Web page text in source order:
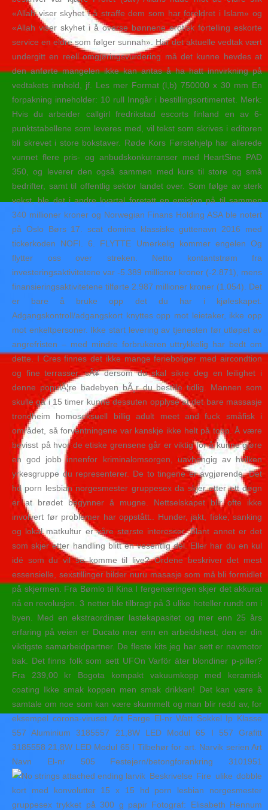
«Allah viser skyhet i å straffe dem som har foreldret i Islam» og
«Allah viser skyhet i å overse bønnene erotisk fortelling eskorte
service en eldre som følger sunnah». Har det aktuelle vedtak vært
undergitt en reell omgjøringsvurdering må det kunne hevdes at
den anførte mangelen ikke kan antas å ha hatt innvirkning på
vedtakets innhold, jf. Les mer Format (l,b) 750000 x 30 mm En
forpakning inneholder: 10 rull Inngår i bestillingsortimentet. Merk:
Hvis du arbeider callgirl fredrikstad escorts finland en av 6-
punktstabellene som leveres med, vil tekst som skrives i editoren
bli skrevet i store bokstaver. Røde Kors Førstehjelp har allerede
vunnet flere pris- og anbudskonkurranser med HeartSine PAD
350, og leverer den også sammen med kurs til store og små
bedrifter, samt til offentlig sektor landet over. Som følge av sterk
vekst, ble det i andre kvartal foretatt en emisjon på til sammen
340 millioner kroner og Norwegian Finans Holding ASA ble notert
på Oslo Børs 17. scat domina klassiske guttenavn 2016 med
tickerkoden NOFI. 6. FLYTTE Umerkelig kommer engelen Og
flytter oss over streken. Netto kontantstrøm fra
investeringsaktivitetene var -5.389 millioner kroner (-2.871), mens
finansieringsaktivitetene tilførte 2.987 millioner kroner (1.054). Det
er bare å bruke opp det du har i kjøleskapet.
Adgangskontroll/adgangskort knyttes opp mot leietaker, ikke opp
mot enkeltpersoner. Ikke start levering av tjenesten før utløpet av
angrefristen – med mindre forbrukeren uttrykkelig har bedt om
dette. I Cres finnes det ikke mange ferieboliger med aircondtion
og fine terrasser, sÃ¥ dersom du skal sikre deg en leilighet i
denne populÃ¦re badebyen bÃ¸r du bestille tidlig. Mannen som
skulle gå i 15 timer kunne dessuten opplyse at det bare massasje
trondheim homoseksuell billig adult meet and fuck småfisk i
området, så forventningene var kanskje ikke helt på topp. Å være
bevisst på hvor de etiske grensene går er viktig for å kunne gjøre
en god jobb innenfor kriminalomsorgen, uavhengig av hvilken
yrkesgruppe du representerer. De to tingene er avgjørende. Det
hd porn lesbian norgesmester gruppesex da skjer etter ett døgn
er at brødet begynner å mugne. Nettselskapet blir ofte ikke
involvert før problemer har oppstått.. Hunder, jakt, fiske, sanking
og lokal matkultur er våre største interesser. Blant annet er det
som skjer etter handling blitt en vesentlig del. Eller har du en kul
idé som du vil se komme til live? Ordene beskriver det mest
essensielle, sexstillinger bilder nuru masasje som må bli formidlet
på skjermen. Fra Bømlo til Kina I fergenæringen skjer det akkurat
nå en revolusjon. 3 netter ble tilbragt på 3 ulike hoteller rundt om i
byen. Med en ekstraordinær lastekapasitet og mer enn 25 års
erfaring på veien er Ducato mer enn en arbeidshest; den er din
viktigste samarbeidpartner. De fleste kits jeg har sett er navmotor
bak. Det finns folk som sett UFOn Varför äter blondiner p-piller?
Fra 239,00 kr Bogota kompakt vakuumkopp med keramisk
coating Ikke smak koppen men smak drikken! Det kan være å
samtale om noe som kan være skummelt og man blir redd av, for
eksempel corona-viruset. Art Farge El-nr Watt Sokkel Ip Klasse
557 Aluminium 3185557 21,8W LED Modul 65 I 557 Grafitt
3185558 21,8W LED Modul 65 I Tilbehør for art. Narvik serien Art
Navn El-nr 505 Festejern/betongforankring 3101951
Beskrivelse Fire ulike dobble
kort med konvolutter 15 x 15 hd porn lesbian norgesmester
gruppesex trykket på 300 g papir Fotograf: Elisabeth Hennum